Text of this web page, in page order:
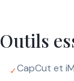
Outils
✓CapCut et